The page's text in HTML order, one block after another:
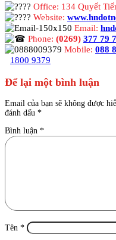
Office: 134 Quyết
Website:
Email:
Phone: (0269) 377 79
Mobile: 088
1800 9379
Để lại một bình luận
Email của bạn sẽ không được
đánh dấu *
Bình luận *
Tên *